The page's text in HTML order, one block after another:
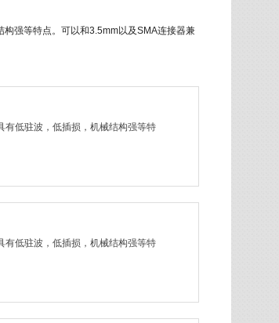
强等特点。可以和3.5mm以及SMA连接器兼
低驻波，低插损，机械结构强等特
低驻波，低插损，机械结构强等特